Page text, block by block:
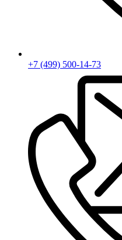
+7 (499) 500-14-73